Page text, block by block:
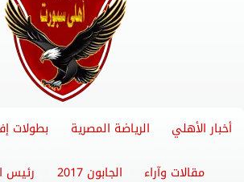
أخبار الأهلي الرياضة المصرية بطولات
مقالات وآراء الجابون 2017 رئيس